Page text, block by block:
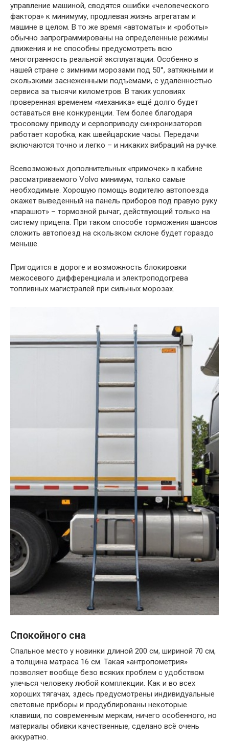
управление машиной, сводятся ошибки «человеческого
фактора» к минимуму, продлевая жизнь агрегатам и
машине в целом. В то же время «автоматы» и «роботы»
обычно запрограммированы на определенные режимы
движения и не способны предусмотреть всю
многогранность реальной эксплуатации. Особенно в
нашей стране с зимними морозами под 50°, затяжными и
скользкими заснеженными подъёмами, с удалённостью
сервиса за тысячи километров. В таких условиях
проверенная временем «механика» ещё долго будет
оставаться вне конкуренции. Тем более благодаря
тросовому приводу и сервоприводу синхронизаторов
работает коробка, как швейцарские часы. Передачи
включаются точно и легко – и никаких вибраций на ручке.
Всевозможных дополнительных «примочек» в кабине
рассматриваемого Volvo минимум, только самые
необходимые. Хорошую помощь водителю автопоезда
окажет выведенный на панель приборов под правую руку
«парашют» – тормозной рычаг, действующий только на
систему прицепа. При таком способе торможения шансов
сложить автопоезд на скользком склоне будет гораздо
меньше.
Пригодится в дороге и возможность блокировки
межосевого дифференциала и электроподогрева
топливных магистралей при сильных морозах.
Спокойного сна
Спальное место у новинки длиной 200 см, шириной 70 см,
а толщина матраса 16 см. Такая «антропометрия»
позволяет вообще безо всяких проблем с удобством
улечься человеку любой комплекции. Как и во всех
хороших тягачах, здесь предусмотрены индивидуальные
световые приборы и продублированы некоторые
клавиши, по современным меркам, ничего особенного, но
материалы обивки качественные, сделано всё очень
аккуратно.